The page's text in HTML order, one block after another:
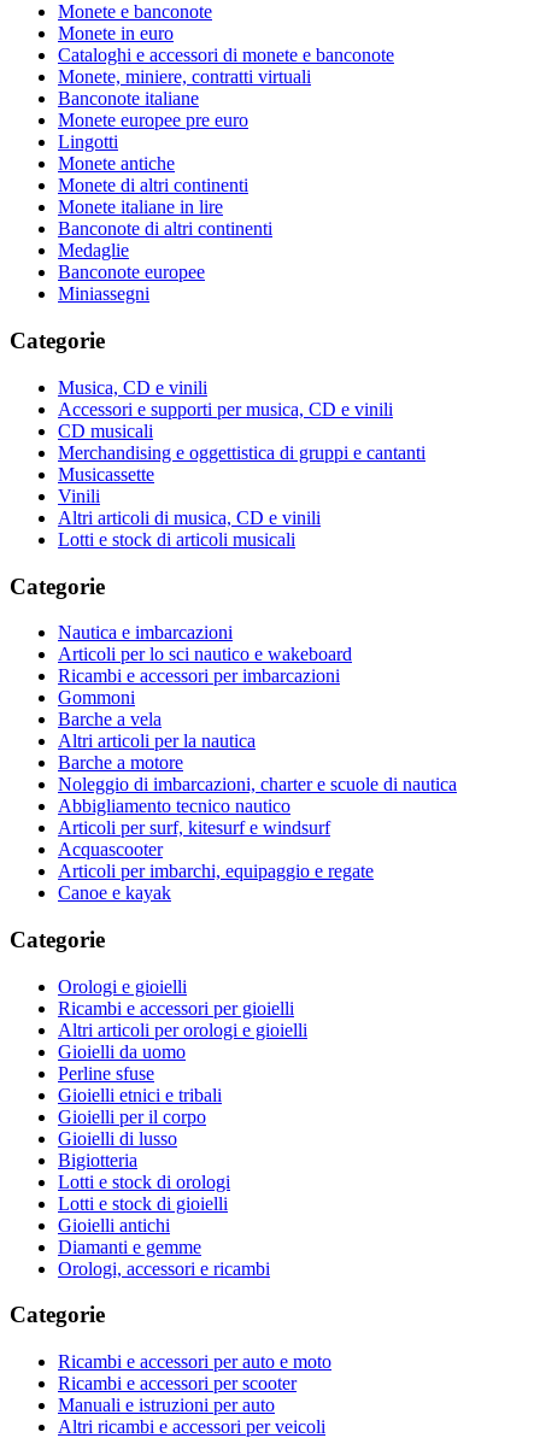
Monete e banconote
Monete in euro
Cataloghi e accessori di monete e banconote
Monete, miniere, contratti virtuali
Banconote italiane
Monete europee pre euro
Lingotti
Monete antiche
Monete di altri continenti
Monete italiane in lire
Banconote di altri continenti
Medaglie
Banconote europee
Miniassegni
Categorie
Musica, CD e vinili
Accessori e supporti per musica, CD e vinili
CD musicali
Merchandising e oggettistica di gruppi e cantanti
Musicassette
Vinili
Altri articoli di musica, CD e vinili
Lotti e stock di articoli musicali
Categorie
Nautica e imbarcazioni
Articoli per lo sci nautico e wakeboard
Ricambi e accessori per imbarcazioni
Gommoni
Barche a vela
Altri articoli per la nautica
Barche a motore
Noleggio di imbarcazioni, charter e scuole di nautica
Abbigliamento tecnico nautico
Articoli per surf, kitesurf e windsurf
Acquascooter
Articoli per imbarchi, equipaggio e regate
Canoe e kayak
Categorie
Orologi e gioielli
Ricambi e accessori per gioielli
Altri articoli per orologi e gioielli
Gioielli da uomo
Perline sfuse
Gioielli etnici e tribali
Gioielli per il corpo
Gioielli di lusso
Bigiotteria
Lotti e stock di orologi
Lotti e stock di gioielli
Gioielli antichi
Diamanti e gemme
Orologi, accessori e ricambi
Categorie
Ricambi e accessori per auto e moto
Ricambi e accessori per scooter
Manuali e istruzioni per auto
Altri ricambi e accessori per veicoli